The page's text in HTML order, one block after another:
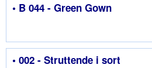
• B 044 - Green Gown
• 002 - Struttende i sort